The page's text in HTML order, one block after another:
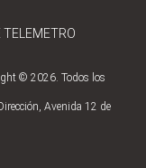
TELEMETRO
© 2026. Todos los
Avenida 12 de